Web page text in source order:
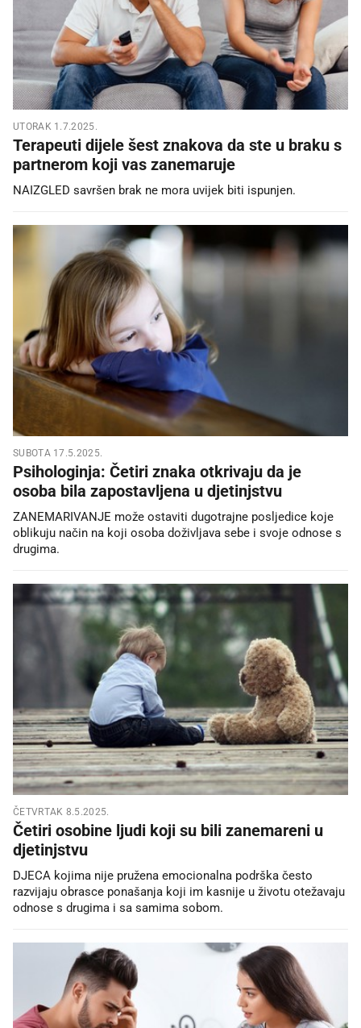
UTORAK 1.7.2025.
Terapeuti dijele šest znakova da ste u braku s
partnerom koji vas zanemaruje
NAIZGLED savršen brak ne mora uvijek biti ispunjen.
SUBOTA 17.5.2025.
Psihologinja: Četiri znaka otkrivaju da je
osoba bila zapostavljena u djetinjstvu
ZANEMARIVANJE može ostaviti dugotrajne posljedice koje
oblikuju način na koji osoba doživljava sebe i svoje odnose s
drugima.
ČETVRTAK 8.5.2025.
Četiri osobine ljudi koji su bili zanemareni u
djetinjstvu
DJECA kojima nije pružena emocionalna podrška često
razvijaju obrasce ponašanja koji im kasnije u životu otežavaju
odnose s drugima i sa samima sobom.